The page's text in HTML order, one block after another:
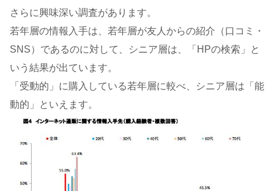
さらに興味深い調査があります。
若年層の情報入手は、若年層が友人からの紹介（口コミ・
SNS）であるのに対して、シニア層は、「HPの検索」と
いう結果が出ています。
「受動的」に購入している若年層に較べ、シニア層は「能
動的」といえます。